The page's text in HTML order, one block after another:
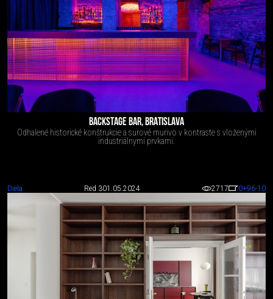
BACKSTAGE BAR, BRATISLAVA
Odhalené historické konštrukcie a surové murivo v kontraste s vloženými
industriálnymi prvkami.
Diela Red 301.05.2024 2717 0+96-10